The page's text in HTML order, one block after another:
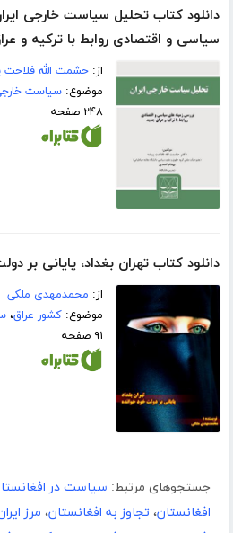
دانلود کتاب تحلیل سیاست خارجی
سیاسی و اقتصادی روابط با ترکیه و
از:حشمت الله فلاحت
موضوع:سیاست
۲۴۸ صفحه
دانلود کتاب تهران بغداد، پایانی بر
از: محمدمهدی ملکی
موضوع:کشور عراق،
۹۱ صفحه
جستجوهای مرتبط: سیاست در
افغانستان، تجاوز به افغانستان، مرز